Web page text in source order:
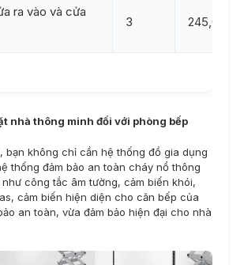
ra vào và cửa
3 245,000
nhà thông minh đối với phòng bếp
bạn không chỉ cần hệ thống đồ gia dụng
thống đảm bảo an toàn cháy nổ thông
công tắc âm tường, cảm biến khói,
cảm biến hiện diện cho căn bếp của
an toàn, vừa đảm bảo hiện đại cho nhà